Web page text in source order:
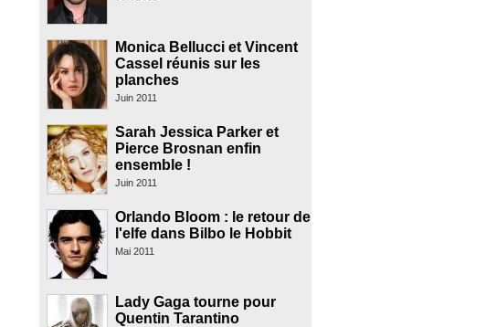
Monica Bellucci et Vincent
Cassel réunis sur les
planches
Juin 2011
Sarah Jessica Parker et
Pierce Brosnan enfin
ensemble !
Juin 2011
Orlando Bloom : le retour de
l'elfe dans Bilbo le Hobbit
Mai 2011
Lady Gaga tourne pour
Quentin Tarantino